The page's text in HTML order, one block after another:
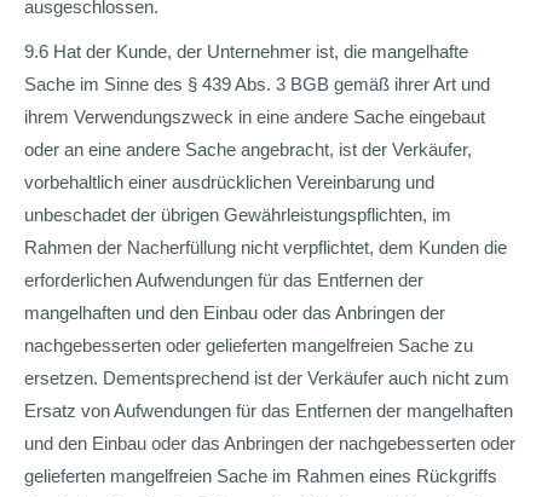
ausgeschlossen.
9.6 Hat der Kunde, der Unternehmer ist, die mangelhafte
Sache im Sinne des § 439 Abs. 3 BGB gemäß ihrer Art und
ihrem Verwendungszweck in eine andere Sache eingebaut
oder an eine andere Sache angebracht, ist der Verkäufer,
vorbehaltlich einer ausdrücklichen Vereinbarung und
unbeschadet der übrigen Gewährleistungspflichten, im
Rahmen der Nacherfüllung nicht verpflichtet, dem Kunden die
erforderlichen Aufwendungen für das Entfernen der
mangelhaften und den Einbau oder das Anbringen der
nachgebesserten oder gelieferten mangelfreien Sache zu
ersetzen. Dementsprechend ist der Verkäufer auch nicht zum
Ersatz von Aufwendungen für das Entfernen der mangelhaften
und den Einbau oder das Anbringen der nachgebesserten oder
gelieferten mangelfreien Sache im Rahmen eines Rückgriffs